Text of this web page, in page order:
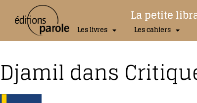
La petite
Les livres Les cahiers
Djamil dans